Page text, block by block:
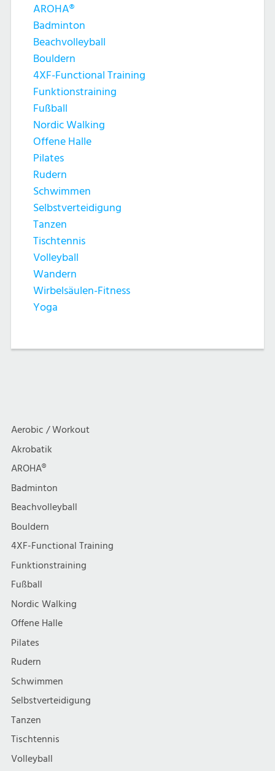
AROHA®
Badminton
Beachvolleyball
Bouldern
4XF-Functional Training
Funktionstraining
Fußball
Nordic Walking
Offene Halle
Pilates
Rudern
Schwimmen
Selbstverteidigung
Tanzen
Tischtennis
Volleyball
Wandern
Wirbelsäulen-Fitness
Yoga
Aerobic / Workout
Akrobatik
AROHA®
Badminton
Beachvolleyball
Bouldern
4XF-Functional Training
Funktionstraining
Fußball
Nordic Walking
Offene Halle
Pilates
Rudern
Schwimmen
Selbstverteidigung
Tanzen
Tischtennis
Volleyball